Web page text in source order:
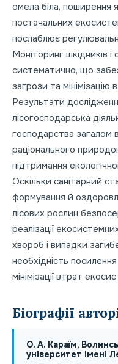
омела біла, поширення
постачальних
послаблює
Моніторинг шкідників
систематично, що
загрози та
Результати
лісогосподарська
господарства загалом
раціонального
підтримання
Оскільки санітарний
формування й
лісових рослин
реалізації
хвороб і випадки
необхідність
мінімізації втрат
Біографії
О. А. Караїм,
університет імені